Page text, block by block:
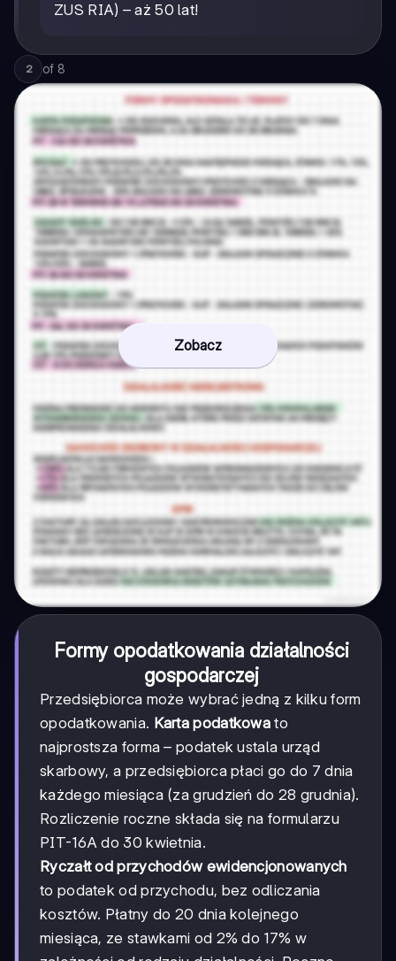
ZUS RIA) – aż 50 lat!
2 of 8
Zobacz
Formy opodatkowania działalności
gospodarczej
Przedsiębiorca może wybrać jedną z kilku form
opodatkowania. Karta podatkowa to
najprostsza forma – podatek ustala urząd
skarbowy, a przedsiębiorca płaci go do 7 dnia
każdego miesiąca (za grudzień do 28 grudnia).
Rozliczenie roczne składa się na formularzu
PIT-16A do 30 kwietnia.
Ryczałt od przychodów ewidencjonowanych
to podatek od przychodu, bez odliczania
kosztów. Płatny do 20 dnia kolejnego
miesiąca, ze stawkami od 2% do 17% w